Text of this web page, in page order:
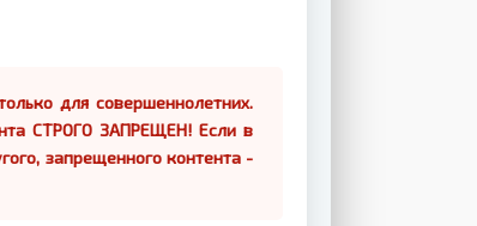
для совершеннолетних.
СТРОГО ЗАПРЕЩЕН! Если в
запрещенного контента -